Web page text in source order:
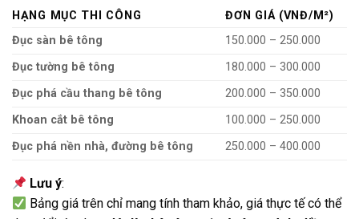
HẠNG MỤC THI CÔNG
ĐƠN GIÁ (VNĐ/M²)
Đục sàn bê tông
150.000 – 250.000
Đục tường bê tông
180.000 – 300.000
Đục phá cầu thang bê tông
200.000 – 350.000
Khoan cắt bê tông
100.000 – 250.000
Đục phá nền nhà, đường bê tông
250.000 – 400.000
Lưu ý:
Bảng giá trên chỉ mang tính tham khảo, giá thực tế có thể